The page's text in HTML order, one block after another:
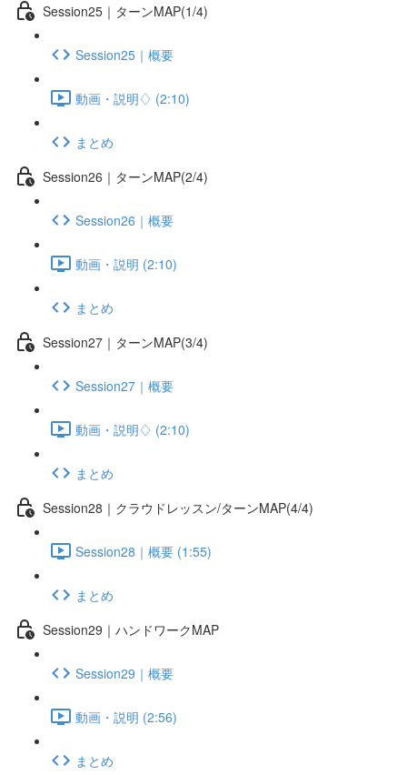
Session25｜ターンMAP(1/4)
Session25｜概要
動画・説明♢ (2:10)
まとめ
Session26｜ターンMAP(2/4)
Session26｜概要
動画・説明 (2:10)
まとめ
Session27｜ターンMAP(3/4)
Session27｜概要
動画・説明♢ (2:10)
まとめ
Session28｜クラウドレッスン/ターンMAP(4/4)
Session28｜概要 (1:55)
まとめ
Session29｜ハンドワークMAP
Session29｜概要
動画・説明 (2:56)
まとめ